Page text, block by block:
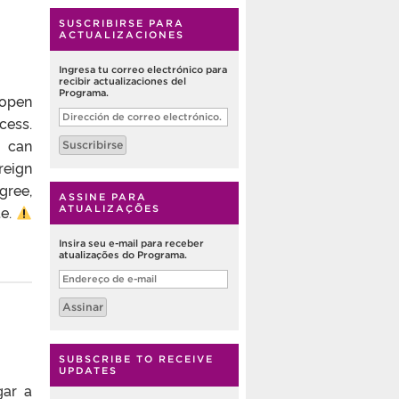
can
a
SUSCRIBIRSE PARA
ACTUALIZACIONES
Ingresa tu correo electrónico para
recibir actualizaciones del
Programa.
Dirección
de
correo
electrónico.
Suscribirse
ASSINE PARA
ATUALIZAÇÕES
Insira seu e-mail para receber
atualizações do Programa.
Endereço
de
e-
mail
Assinar
SUBSCRIBE TO RECEIVE
UPDATES